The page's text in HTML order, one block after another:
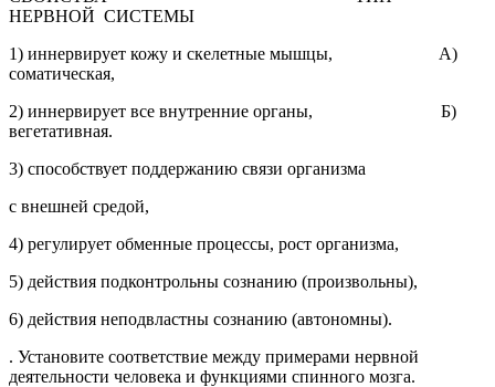
НЕРВНОЙ СИСТЕМЫ
1) иннервирует кожу и скелетные мышцы, А)
соматическая,
2) иннервирует все внутренние органы, Б)
вегетативная.
3) способствует поддержанию связи организма
с внешней средой,
4) регулирует обменные процессы, рост организма,
5) действия подконтрольны сознанию (произвольны),
6) действия неподвластны сознанию (автономны).
. Установите соответствие между примерами нервной
деятельности человека и функциями спинного мозга.